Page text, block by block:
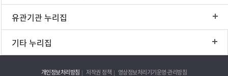
유관기관 누리집
기타 누리집
개인정보처리방침 저작권 정책 영상정보처리기기운영·관리방침